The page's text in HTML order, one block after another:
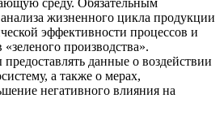
жизненного цикла продукции
эффективности процессов и
производства».
данные о воздействии
а также о мерах,
негативного влияния на